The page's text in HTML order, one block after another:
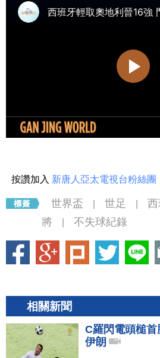
按讚加入 新唐人亞太電視台粉絲團
世界盃 世足
將
不失球紀錄
相關新聞
C羅閃電頭槌
伊朗